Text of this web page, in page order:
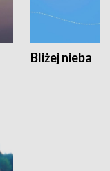
Bliżej nieba